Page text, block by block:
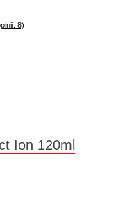
8)
Ion 120ml